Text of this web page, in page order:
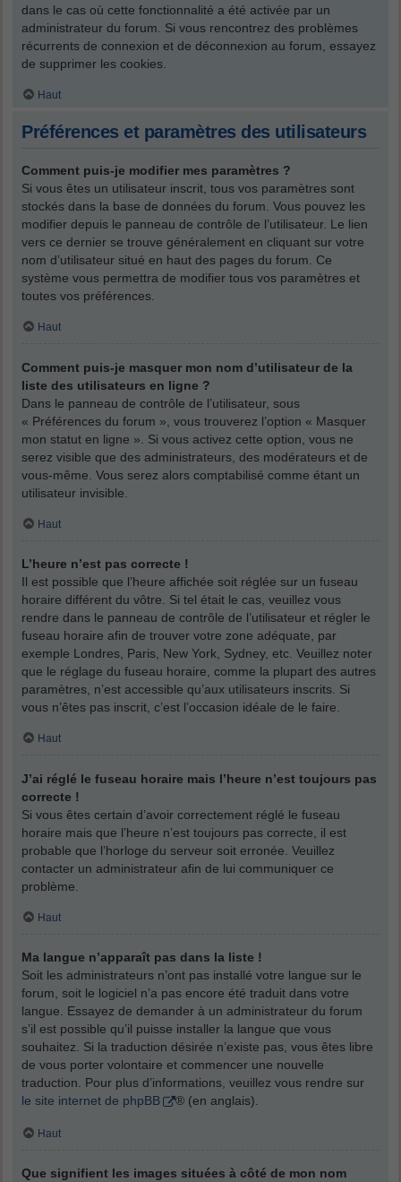
dans le cas où cette fonctionnalité a été activée par un
administrateur du forum. Si vous rencontrez des problèmes
récurrents de connexion et de déconnexion au forum, essayez
de supprimer les cookies.
Haut
Préférences et paramètres des utilisateurs
Comment puis-je modifier mes paramètres ?
Si vous êtes un utilisateur inscrit, tous vos paramètres sont
stockés dans la base de données du forum. Vous pouvez les
modifier depuis le panneau de contrôle de l’utilisateur. Le lien
vers ce dernier se trouve généralement en cliquant sur votre
nom d’utilisateur situé en haut des pages du forum. Ce
système vous permettra de modifier tous vos paramètres et
toutes vos préférences.
Haut
Comment puis-je masquer mon nom d’utilisateur de la
liste des utilisateurs en ligne ?
Dans le panneau de contrôle de l’utilisateur, sous
« Préférences du forum », vous trouverez l’option « Masquer
mon statut en ligne ». Si vous activez cette option, vous ne
serez visible que des administrateurs, des modérateurs et de
vous-même. Vous serez alors comptabilisé comme étant un
utilisateur invisible.
Haut
L’heure n’est pas correcte !
Il est possible que l’heure affichée soit réglée sur un fuseau
horaire différent du vôtre. Si tel était le cas, veuillez vous
rendre dans le panneau de contrôle de l’utilisateur et régler le
fuseau horaire afin de trouver votre zone adéquate, par
exemple Londres, Paris, New York, Sydney, etc. Veuillez noter
que le réglage du fuseau horaire, comme la plupart des autres
paramètres, n’est accessible qu’aux utilisateurs inscrits. Si
vous n’êtes pas inscrit, c’est l’occasion idéale de le faire.
Haut
J’ai réglé le fuseau horaire mais l’heure n’est toujours pas
correcte !
Si vous êtes certain d’avoir correctement réglé le fuseau
horaire mais que l’heure n’est toujours pas correcte, il est
probable que l’horloge du serveur soit erronée. Veuillez
contacter un administrateur afin de lui communiquer ce
problème.
Haut
Ma langue n’apparaît pas dans la liste !
Soit les administrateurs n’ont pas installé votre langue sur le
forum, soit le logiciel n’a pas encore été traduit dans votre
langue. Essayez de demander à un administrateur du forum
s’il est possible qu’il puisse installer la langue que vous
souhaitez. Si la traduction désirée n’existe pas, vous êtes libre
de vous porter volontaire et commencer une nouvelle
traduction. Pour plus d’informations, veuillez vous rendre sur
le site internet de phpBB
® (en anglais).
Haut
Que signifient les images situées à côté de mon nom